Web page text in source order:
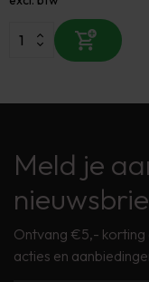
Meld je
Ontvang €5,- korting
acties en